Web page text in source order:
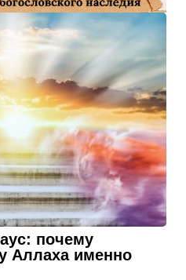
почему
Аллаха именно